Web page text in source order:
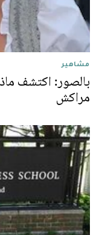
مشاهير
بالصور: اكتشف
مراكش